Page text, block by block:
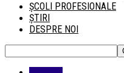
ȘCOLI PROFESIONALE
ȘTIRI
DESPRE NOI